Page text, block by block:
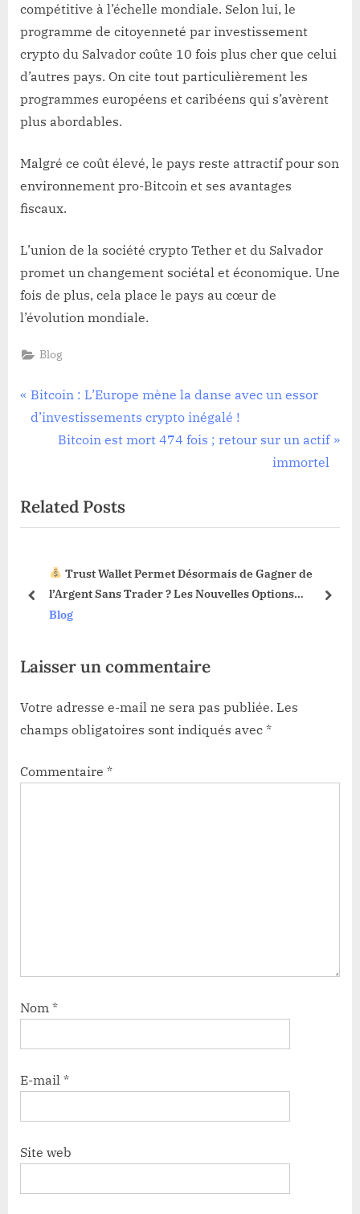
compétitive à l’échelle mondiale. Selon lui, le
programme de citoyenneté par investissement
crypto du Salvador coûte 10 fois plus cher que celui
d’autres pays. On cite tout particulièrement les
programmes européens et caribéens qui s’avèrent
plus abordables.
Malgré ce coût élevé, le pays reste attractif pour son
environnement pro-Bitcoin et ses avantages
fiscaux.
L’union de la société crypto Tether et du Salvador
promet un changement sociétal et économique. Une
fois de plus, cela place le pays au cœur de
l’évolution mondiale.
Blog
Navigation
P
r
o
u
o
:
Bitcoin : L’Europe mène la danse avec un essor
d’investissements crypto inégalé !
N
t
P
s
t
:
Bitcoin est mort 474 fois ; retour sur un actif
immortel
Related Posts
Trust Wallet Permet Désormais de Gagner de
l’Argent Sans Trader ? Les Nouvelles Options
Dévoilées !
Blog
prev next
Laisser un commentaire
Votre adresse e-mail ne sera pas publiée. Les
champs obligatoires sont indiqués avec *
Commentaire *
Nom *
E-mail *
Site web